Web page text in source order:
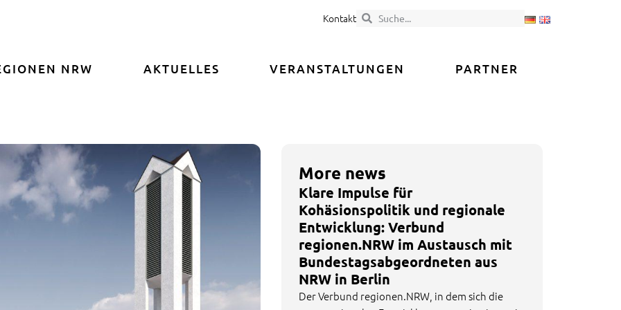
Kontakt
NRW AKTUELLES VERANSTALTUNGEN PARTNER
More news
Klare Impulse für
Kohäsionspolitik und regionale
Entwicklung: Verbund
regionen.NRW im Austausch mit
Bundestagsabgeordneten aus
NRW in Berlin
Der Verbund regionen.NRW, in dem sich die